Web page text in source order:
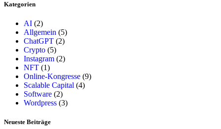
Kategorien
AI (2)
Allgemein (5)
ChatGPT (2)
Crypto (5)
Instagram (2)
NFT (1)
Online-Kongresse (9)
Scalable Capital (4)
Software (2)
Wordpress (3)
Neueste Beiträge